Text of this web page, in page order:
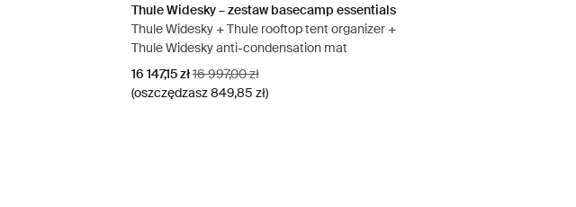
Thule Widesky – zestaw basecamp essentials
Thule Widesky + Thule rooftop tent organizer +
Thule Widesky anti-condensation mat
Cena promocyjna
16 147,15 złOryginalna cena
16 997,00 zł
(oszczędzasz 849,85 zł)